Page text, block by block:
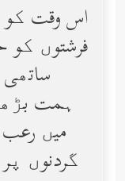
اس وقت
فرشتوں کو
ہمت
گردنوں